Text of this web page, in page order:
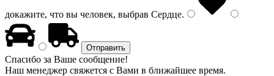
докажите, что вы человек, выбрав Сердце.
Спасибо за Ваше сообщение!
Наш менеджер свяжется с Вами в ближайшее время.